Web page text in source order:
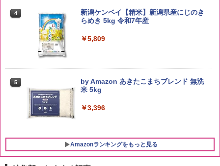
4
新潟ケンベイ【精米】新潟県産にじのき
らめき 5kg 令和7年産
￥5,809
5
by Amazon あきたこまちブレンド 無洗
米 5kg
￥3,396
Amazonランキングをもっと見る